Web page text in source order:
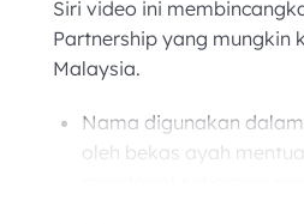
Siri video ini
Partnership yang mungkin
Malaysia.
Nama digunakan
oleh bekas ayah